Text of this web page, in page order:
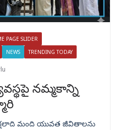
PAGE SLIDER
NEWS TRENDING TODAY
నమ్మకాన్ని
మంది యువత జీవితాలను